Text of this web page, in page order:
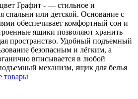
Графит - — стильное и
спальни или детской. Основание с
обеспечивает комфортный сон и
ящики позволяют хранить
пространство. Удобный подъемный
безопасным и лёгким, а
вписывается в любой
механизм, ящик для белья
товары